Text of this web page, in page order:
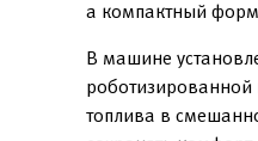
а компактный
В машине
топлива в